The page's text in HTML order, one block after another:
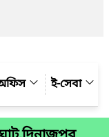
ই-সেবা